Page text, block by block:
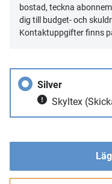
bostad, teckna
dig till budget- och
Kontaktuppgifter finns
Silver
Skyltex